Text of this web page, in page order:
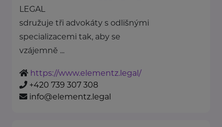
LEGAL
sdružuje tři advokáty s odlišnými
specializacemi tak, aby se
vzájemně ...
https://www.elementz.legal/
+420 739 307 308
info@elementz.legal